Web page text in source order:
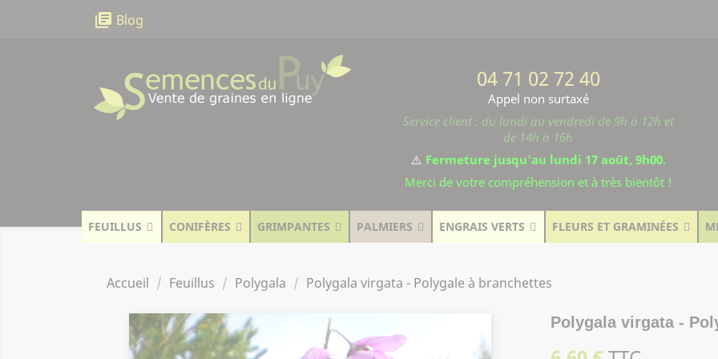
library_books Blog
04 71 02 72 40
Appel non surtaxé
Service client : du lundi au vendredi de 9h à 12h et
de 14h à 16h
⚠️ Fermeture jusqu'au lundi 17 août, 9h00.
Merci de votre compréhension et à très bientôt !
FEUILLUS CONIFÈRES GRIMPANTES PALMIERS ENGRAIS VERTS FLEURS ET GRAMINÉES
Accueil Feuillus Polygala Polygala virgata - Polygale à branchettes
Polygala virgata -